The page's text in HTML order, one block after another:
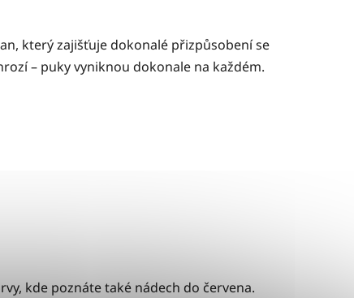
který zajišťuje dokonalé přizpůsobení se
– puky vyniknou dokonale na každém.
kde poznáte také nádech do červena.